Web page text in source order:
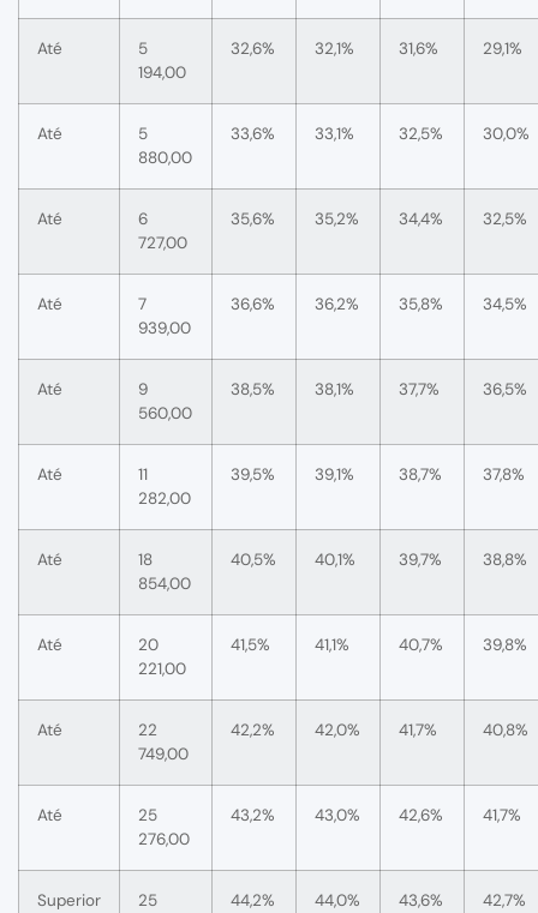
Até
5
194,00
32,6% 32,1% 31,6% 29,1%
Até
5
880,00
33,6% 33,1% 32,5% 30,0%
Até
6
727,00
35,6% 35,2% 34,4% 32,5%
Até
7
939,00
36,6% 36,2% 35,8% 34,5%
Até
9
560,00
38,5% 38,1% 37,7% 36,5%
Até
11
282,00
39,5% 39,1% 38,7% 37,8%
Até
18
854,00
40,5% 40,1% 39,7% 38,8%
Até
20
221,00
41,5% 41,1% 40,7% 39,8%
Até
22
749,00
42,2% 42,0% 41,7% 40,8%
Até
25
276,00
43,2% 43,0% 42,6% 41,7%
Superior
25
44,2% 44,0% 43,6% 42,7%